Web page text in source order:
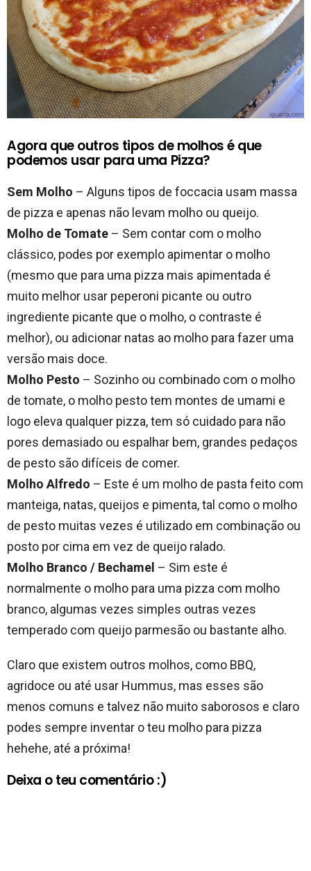
Agora que outros tipos de molhos é que
podemos usar para uma Pizza?
Sem Molho – Alguns tipos de foccacia usam massa
de pizza e apenas não levam molho ou queijo.
Molho de Tomate – Sem contar com o molho
clássico, podes por exemplo apimentar o molho
(mesmo que para uma pizza mais apimentada é
muito melhor usar peperoni picante ou outro
ingrediente picante que o molho, o contraste é
melhor), ou adicionar natas ao molho para fazer uma
versão mais doce.
Molho Pesto – Sozinho ou combinado com o molho
de tomate, o molho pesto tem montes de umami e
logo eleva qualquer pizza, tem só cuidado para não
pores demasiado ou espalhar bem, grandes pedaços
de pesto são difíceis de comer.
Molho Alfredo – Este é um molho de pasta feito com
manteiga, natas, queijos e pimenta, tal como o molho
de pesto muitas vezes é utilizado em combinação ou
posto por cima em vez de queijo ralado.
Molho Branco / Bechamel – Sim este é
normalmente o molho para uma pizza com molho
branco, algumas vezes simples outras vezes
temperado com queijo parmesão ou bastante alho.
Claro que existem outros molhos, como BBQ,
agridoce ou até usar Hummus, mas esses são
menos comuns e talvez não muito saborosos e claro
podes sempre inventar o teu molho para pizza
hehehe, até a próxima!
Deixa o teu comentário :)